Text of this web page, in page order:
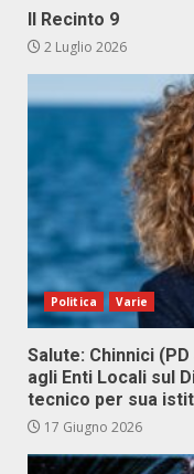
Il Recinto 9
2 Luglio 2026
Politica Varie
Salute: Chinnici
agli Enti Locali sul
tecnico per sua
17 Giugno 2026